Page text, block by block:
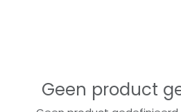
Geen product